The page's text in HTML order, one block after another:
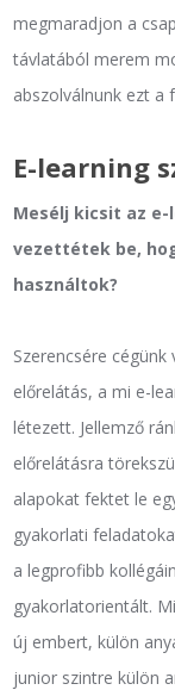
megmaradjon a
távlatából merem
abszolválnunk ezt a
E-learning
Mesélj kicsit az
vezettétek be,
használtok?
Szerencsére
előrelátás, a mi e-
létezett. Jellemző
előrelátásra
alapokat fektet le
gyakorlati
a legprofibb
gyakorlatorientált.
új embert, külön
junior szintre külön